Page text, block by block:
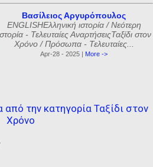
Βασίλειος Αργυρόπουλος
ENGLISHΕλληνική ιστορία / Νεότερη
- Τελευταίες ΑναρτήσειςΤαξίδι στον
Χρόνο / Πρόσωπα - Τελευταίες...
Apr-28 - 2025 | More ->
την κατηγορία Ταξίδι στον
Χρόνο